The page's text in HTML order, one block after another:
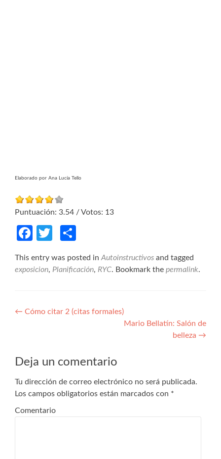
Elaborado por Ana Lucía Tello
Puntuación: 3.54 / Votos: 13
Facebook
Twitter
This entry was posted in Autoinstructivos and tagged
exposicion, Planificación, RYC. Bookmark the permalink.
Navegación de entradas
← Cómo citar 2 (citas formales)
Mario Bellatín: Salón de
belleza →
Deja un comentario
Tu dirección de correo electrónico no será publicada.
Los campos obligatorios están marcados con *
Comentario